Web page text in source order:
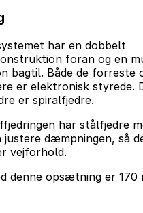
har en dobbelt
foran og en
bagtil. Både de forreste
er elektronisk styrede.
er spiralfjedre.
har stålfjedre
justere dæmpningen, så
vejforhold.
denne opsætning er 170